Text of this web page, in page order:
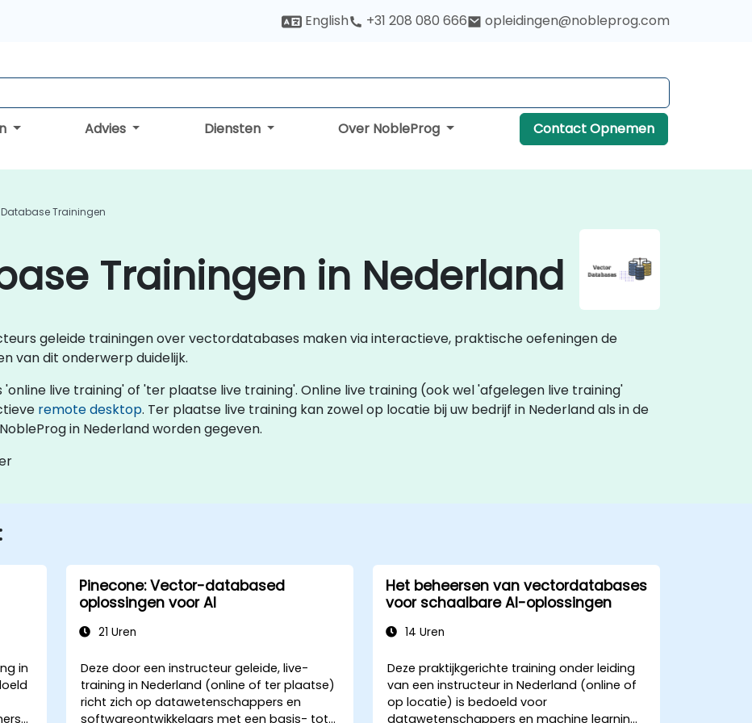
English +31 208 080 666 opleidingen@nobleprog.com
Advies Diensten Over NobleProg Contact Opnemen
Trainingen
Trainingen in Nederland
geleide trainingen over vectordatabases maken via interactieve, praktische oefeningen de
van dit onderwerp duidelijk.
live training' of 'ter plaatse live training'. Online live training (ook wel 'afgelegen live training'
remote desktop. Ter plaatse live training kan zowel op locatie bij uw bedrijf in Nederland als in de
in Nederland worden gegeven.
in
Pinecone: Vector-databased
oplossingen voor AI
21 Uren
Deze door een instructeur geleide, live-
training in Nederland (online of ter plaatse)
richt zich op datawetenschappers en
softwareontwikkelaars met een basis- tot
Het beheersen van vectordatabases
voor schaalbare AI-oplossingen
14 Uren
Deze praktijkgerichte training onder leiding
van een instructeur in Nederland (online of
op locatie) is bedoeld voor
datawetenschappers en machine learning-